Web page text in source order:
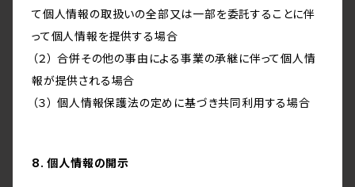
て個人情報の取扱いの全部又は一部を委託することに伴
って個人情報を提供する場合
（２） 合併その他の事由による事業の承継に伴って個人情
報が提供される場合
（３） 個人情報保護法の定めに基づき共同利用する場合
8. 個人情報の開示